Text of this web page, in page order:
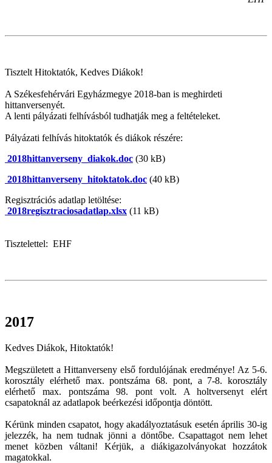
Tisztelt Hitoktatók, Kedves Diákok!
A Székesfehérvári Egyházmegye 2018-ban is meghirdeti
hittanversenyét.
A lenti pályázati felhívásból tudhatják meg a feltételeket.
Pályázati felhívás hitoktatók és diákok részére:
2018hittanverseny_diakok.doc (30 kB)
2018hittanverseny_hitoktatok.doc (40 kB)
Regisztrációs adatlap letöltése:
2018regisztraciosadatlap.xlsx (11 kB)
Tisztelettel: EHF
2017
Kedves Diákok, Hitoktatók!
Megszületett a Hittanverseny első fordulójának eredménye! Az 5-6.
korosztály elérhető max. pontszáma 68. pont, a 7-8. korosztály
elérhető max. pontszáma 98. pont volt. A holtversenyt elért
csapatoknál az adatlapok beérkezési időpontja döntött.
Kérünk minden csapatot, hogy akadályoztatásuk esetén április 30-ig
jelezzék, ha nem tudnak jönni a döntőbe. Csapattagot nem lehet
menet közben váltani! Kérjük, a diákigazolványokat hozzátok
magatokkal.